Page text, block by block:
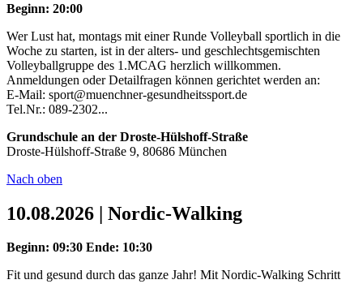
Beginn: 20:00
Wer Lust hat, montags mit einer Runde Volleyball sportlich in die
Woche zu starten, ist in der alters- und geschlechtsgemischten
Volleyballgruppe des 1.MCAG herzlich willkommen.
Anmeldungen oder Detailfragen können gerichtet werden an:
E-Mail: sport@muenchner-gesundheitssport.de
Tel.Nr.: 089-2302...
Grundschule an der Droste-Hülshoff-Straße
Droste-Hülshoff-Straße 9, 80686 München
Nach oben
10.08.2026 | Nordic-Walking
Beginn: 09:30 Ende: 10:30
Fit und gesund durch das ganze Jahr! Mit Nordic-Walking Schritt